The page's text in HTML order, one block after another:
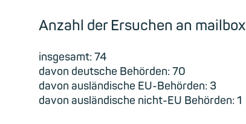
Anzahl der Ersuchen an mailbox
insgesamt: 74
davon deutsche Behörden: 70
davon ausländische EU-Behörden: 3
davon ausländische nicht-EU Behörden: 1